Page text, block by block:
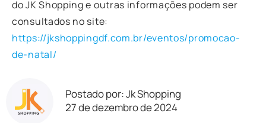
do JK Shopping e outras informações podem ser
consultados no site:
https://jkshoppingdf.com.br/eventos/promocao-
de-natal/
Postado por: Jk Shopping
27 de dezembro de 2024